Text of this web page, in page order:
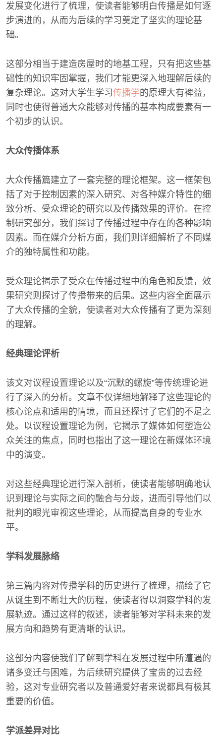
发展变化进行了梳理，使读者能够明白传播是如何逐
步演进的，从而为后续的学习奠定了坚实的理论基
础。
这部分相当于建造房屋时的地基工程，只有把这些基
础性的知识牢固掌握，我们才能更深入地理解后续的
复杂理论。这对大学生学习传播学的原理大有裨益，
同时也使得普通大众能够对传播的基本构成要素有一
个初步的认识。
大众传播体系
大众传播篇建立了一套完整的理论框架。这一框架包
括了对于控制因素的深入研究、对各种媒介特性的细
致分析、受众理论的研究以及传播效果的评价。在控
制研究部分，我们探讨了传播过程中存在的各种影响
因素。而在媒介分析方面，我们则详细解析了不同媒
介的独特属性和功能。
受众理论揭示了受众在传播过程中的角色和反馈，效
果研究则探讨了传播带来的后果。这些内容全面展示
了大众传播的全貌，使读者对大众传播有了更为深刻
的理解。
经典理论评析
该文对议程设置理论以及“沉默的螺旋”等传统理论进
行了深入的分析。文章不仅详细地解释了这些理论的
核心论点和适用的情境，而且还探讨了它们的不足之
处。以议程设置理论为例，它揭示了媒体如何塑造公
众关注的焦点，同时也指出了这一理论在新媒体环境
中的演变。
对这些经典理论进行深入剖析，使读者能够明确地认
识到理论与实际之间的融合与分歧，进而引导他们以
批判的眼光审视这些理论，从而提高自身的专业水
平。
学科发展脉络
第三篇内容对传播学科的历史进行了梳理，描绘了它
从诞生到不断壮大的历程，使读者得以洞察学科的发
展轨迹。通过这样的叙述，读者能够对学科未来的发
展方向和趋势有更清晰的认识。
这部分内容使我们了解到学科在发展过程中所遭遇的
诸多变迁与困难，为后续研究提供了宝贵的过去经
验，这对专业研究者以及普通爱好者来说都具有极其
重要的价值。
学派差异对比